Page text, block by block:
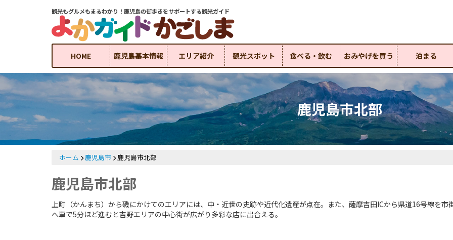
観光もグルメもまるわかり！鹿児島の街歩きをサポートする観光ガイド
HOME 鹿児島基本情報 エリア紹介 観光スポット 食べる・飲む おみやげを買う 泊まる
鹿児島市北部
ホーム 鹿児島市 鹿児島市北部
鹿児島市北部
上町（かんまち）から磯にかけてのエリアには、中・近世の史跡や近代化遺産が点在。また、薩摩吉田ICから県道16号線を市
へ車で5分ほど進むと吉野エリアの中心街が広がり多彩な店に出合える。